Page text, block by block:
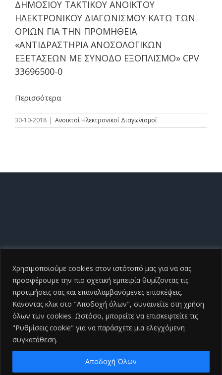
Χρησιμοποιούμε cookies στον ιστότοπό μας για να σας
προσφέρουμε την πιο σχετική εμπειρία θυμίζοντας τις
προτιμήσεις σας και επαναλαμβανόμενες επισκέψεις.
Κάνοντας κλικ στο "Αποδοχή όλων", συναινείτε στη χρήση
όλων των cookies. Ωστόσο, μπορείτε να επισκεφτείτε τις
"Ρυθμίσεις cookie" για να παράσχετε μια ελεγχόμενη
συγκατάθεση.
Αποδοχή Όλων
ΔΗΜΟΣΙΟΥ ΤΑΚΤΙΚΟΥ ΑΝΟΙΚΤΟΥ
ΗΛΕΚΤΡΟΝΙΚΟΥ ΔΙΑΓΩΝΙΣΜΟΥ ΚΑΤΩ ΤΩΝ
ΟΡΙΩΝ ΓΙΑ ΤΗΝ ΠΡΟΜΗΘΕΙΑ
«ΑΝΤΙΔΡΑΣΤΗΡΙΑ ΑΝΟΣΟΛΟΓΙΚΩΝ
ΕΞΕΤΑΣΕΩΝ ΜΕ ΣΥΝΟΔΟ ΕΞΟΠΛΙΣΜΟ» CPV
33696500-0
Περισσότερα
30-10-2018 | Ανοικτοί Ηλεκτρονικοί Διαγωνισμοί
Copyright ©2026 Γενικό Νοσοκομείο Ηλείας |All Rights
2026 | Developed by